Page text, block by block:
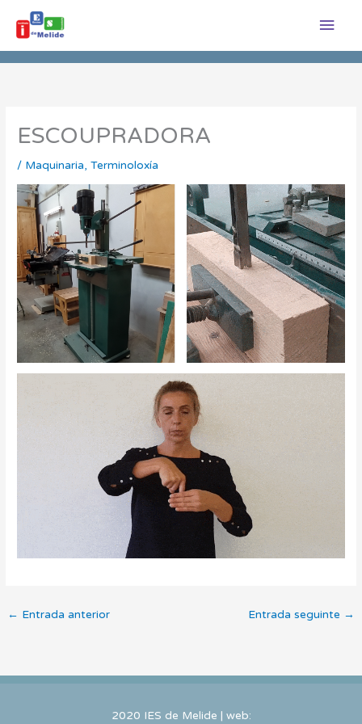
contido
ESCOUPRADORA
/ Maquinaria,Terminoloxía
← Entrada anterior Entrada seguinte →
2020 IES de Melide | web: